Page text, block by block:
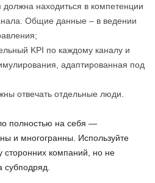
находиться в компетенции
Общие данные – в ведении
KPI по каждому каналу и
адаптированная под
отвечать отдельные люди.
полностью на себя —
и многогранны. Используйте
сторонних компаний, но не
субподряд.